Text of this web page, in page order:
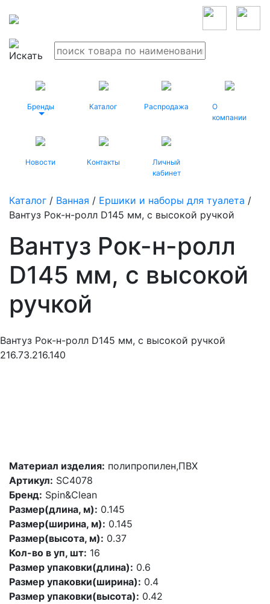
Бренды Каталог Распродажа
О
компании
Новости Контакты
Личный
кабинет
Каталог / Ванная / Ершики и наборы для туалета /
Вантуз Рок-н-ролл D145 мм, с высокой ручкой
Вантуз Рок-н-ролл
D145 мм, с высокой
ручкой
Вантуз Рок-н-ролл D145 мм, с высокой ручкой
216.73.216.140
Материал изделия: полипропилен,ПВХ
Артикул: SC4078
Бренд: Spin&Clean
Размер(длина, м): 0.145
Размер(ширина, м): 0.145
Размер(высота, м): 0.37
Кол-во в уп, шт: 16
Размер упаковки(длина): 0.6
Размер упаковки(ширина): 0.4
Размер упаковки(высота): 0.42